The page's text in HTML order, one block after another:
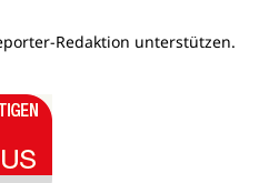
Redaktion unterstützen.